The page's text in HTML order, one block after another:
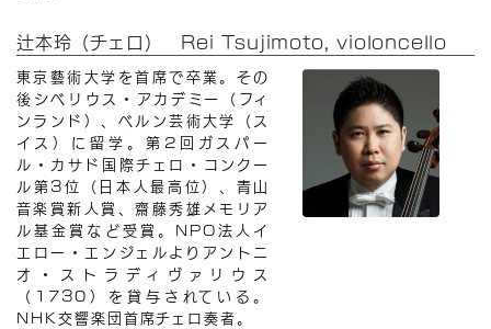
辻󠄀本玲（チェロ） Rei Tsujimoto, violoncello
東京藝術大学を首席で卒業。その
後シベリウス・アカデミー（フィ
ンランド）、ベルン芸術大学（ス
イス）に留学。第2回ガスパー
ル・カサド国際チェロ・コンクー
ル第3位（日本人最高位）、青山
音楽賞新人賞、齋藤秀雄メモリア
ル基金賞など受賞。NPO法人イ
エロー・エンジェルよりアントニ
オ・ストラディヴァリウス
（1730）を貸与されている。
NHK交響楽団首席チェロ奏者。